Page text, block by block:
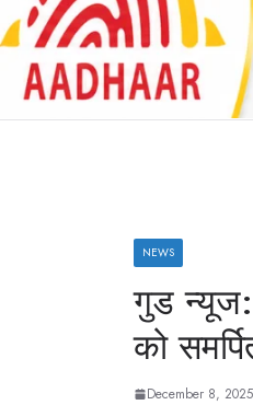
NEWS
गुड
को
December 8, 2025